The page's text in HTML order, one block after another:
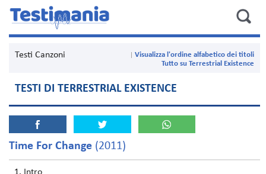
Testi Canzoni
Visualizza l'ordine alfabetico dei titoli
Tutto su Terrestrial Existence
TESTI DI TERRESTRIAL EXISTENCE
Time For Change (2011)